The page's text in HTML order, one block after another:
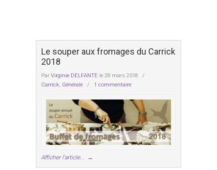
Le souper aux fromages du Carrick
2018
Par Virginie DELFANTE le 28 mars 2018
/
Carrick, Générale / 1 commentaire
Afficher l'article... →